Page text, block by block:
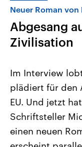
Landtagswahl
2026
Alle Informationen
Sachsen-Anhalt
September 2026
Landtag. Seit 2021
Bundesland von
Neuer Roman von
Abgesang
Zivilisation
Im Interview
plädiert für den
EU. Und jetzt
Schriftsteller
einen neuen